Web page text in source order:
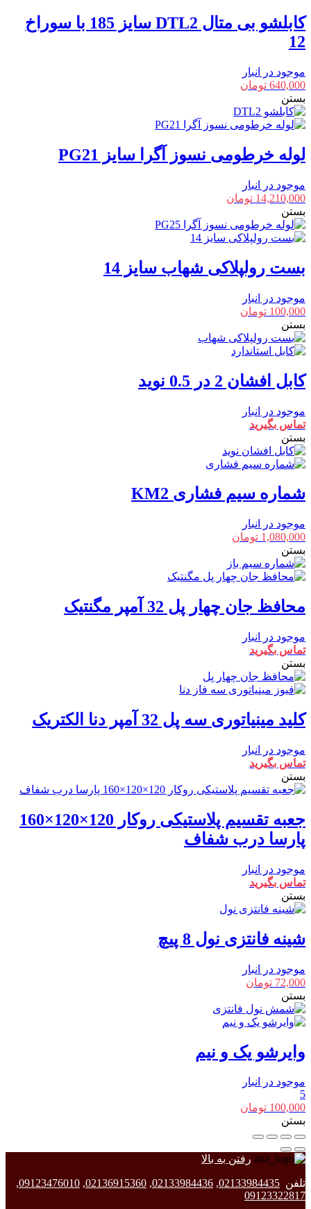
کابلشو بی متال DTL2 سایز 185 با سوراخ
12
موجود در انبار
640,000 تومان
بستن
لوله خرطومی نسوز آگرا سایز PG21
موجود در انبار
14,210,000 تومان
بستن
بست رولپلاکی شهاب سایز 14
موجود در انبار
100,000 تومان
بستن
کابل افشان 2 در 0.5 نوید
موجود در انبار
تماس بگیرید
بستن
شماره سیم فشاری KM2
موجود در انبار
1,080,000 تومان
بستن
محافظ جان چهار پل 32 آمپر مگنتیک
موجود در انبار
تماس بگیرید
بستن
کلید مینیاتوری سه پل 32 آمپر دنا الکتریک
موجود در انبار
تماس بگیرید
بستن
جعبه تقسیم پلاستیکی روکار 120×120×160
پارسا درب شفاف
موجود در انبار
تماس بگیرید
بستن
شینه فانتزی نول 8 پیچ
موجود در انبار
72,000 تومان
بستن
وایرشو یک و نیم
موجود در انبار
5
100,000 تومان
بستن
رفتن به بالا
تلفن 02133984435
,
02133984436
,
02136915360
,
09123476010
,
09123322817